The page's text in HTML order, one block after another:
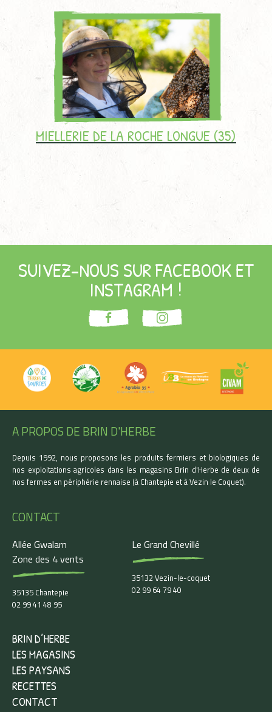
MIELLERIE DE LA ROCHE LONGUE (35)
SUIVEZ-NOUS SUR FACEBOOK ET
INSTAGRAM !
A PROPOS DE BRIN D'HERBE
Depuis 1992, nous proposons les produits fermiers et biologiques de
nos exploitations agricoles dans les magasins Brin d'Herbe de deux de
nos fermes en périphérie rennaise (à Chantepie et à Vezin le Coquet).
CONTACT
Allée Gwalarn
Zone des 4 vents
35135 Chantepie
02 99 41 48 95
Le Grand Chevillé
35132 Vezin-le-coquet
02 99 64 79 40
BRIN D’HERBE
LES MAGASINS
LES PAYSANS
RECETTES
CONTACT